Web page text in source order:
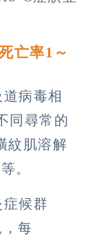
亡率1～
病毒相
同尋常的
紋肌溶解
。
候群
每